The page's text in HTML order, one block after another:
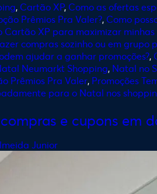
, Cartão XP, Como as ofertas
Prêmios Pra Valer?, Como
Cartão XP para maximizar
compras sozinho ou em grupo
ajudar a ganhar promoções?,
Neumarkt Shopping, Natal no
Prêmios Pra Valer, Promoções
para o Natal nos
e cupons em
Junior